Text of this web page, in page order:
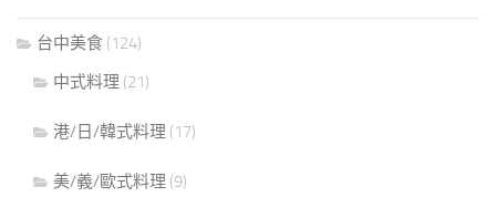
台中美食 (124)
中式料理 (21)
港/日/韓式料理 (17)
美/義/歐式料理 (9)